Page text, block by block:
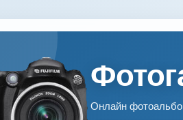
Онлайн